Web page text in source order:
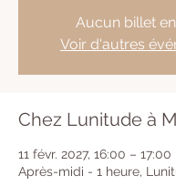
Aucun billet
Voir d'autres
Chez Lunitude à
11 févr. 2027, 16:00 – 17:00
Après-midi - 1 heure,